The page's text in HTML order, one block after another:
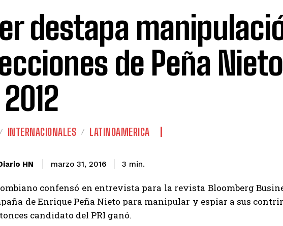
destapa
de Peña Nieto
INTERNACIONALES LATINOAMERICA
HN marzo 31, 2016 3 min.
confensó en entrevista para la revista Bloomberg
de Enrique Peña Nieto para manipular y espiar a sus
candidato del PRI ganó.